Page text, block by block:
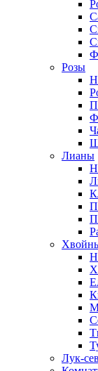
Розы
Лианы
Лук-